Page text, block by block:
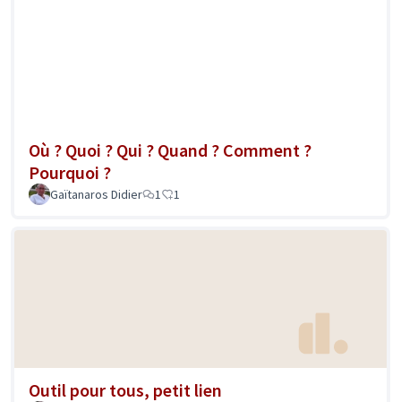
Où ? Quoi ? Qui ? Quand ? Comment ?
Pourquoi ?
Gaïtanaros Didier 1 1
Outil pour tous, petit lien